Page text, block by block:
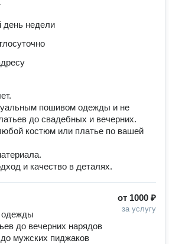
день недели
пошивом одежды и не
до свадебных и вечерних.
костюм или платье по вашей
и качество в деталях.
от 1000 ₽
за услугу
одежды
до вечерних нарядов
мужских пиджаков